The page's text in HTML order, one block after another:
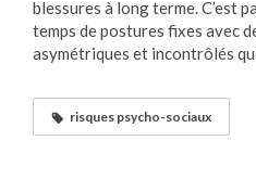
blessures à long terme. C’est
temps de postures fixes avec
asymétriques et incontrôlés
risques psycho-sociaux